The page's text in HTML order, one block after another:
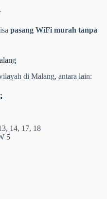
pasang WiFi murah tanpa
di Malang, antara lain:
14, 17, 18
5